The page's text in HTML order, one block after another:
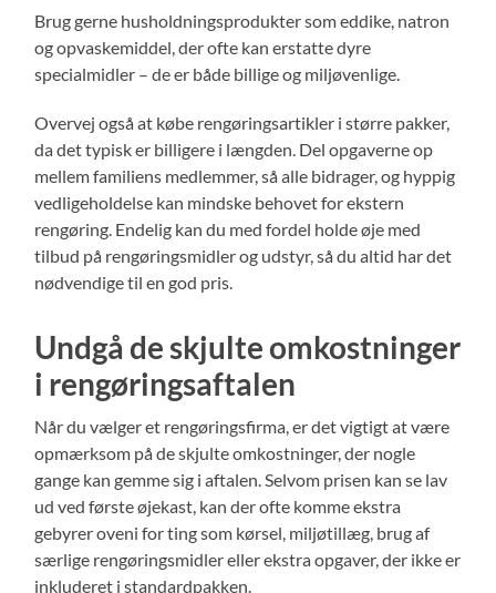
Brug gerne husholdningsprodukter som eddike, natron
og opvaskemiddel, der ofte kan erstatte dyre
specialmidler – de er både billige og miljøvenlige.
Overvej også at købe rengøringsartikler i større pakker,
da det typisk er billigere i længden. Del opgaverne op
mellem familiens medlemmer, så alle bidrager, og hyppig
vedligeholdelse kan mindske behovet for ekstern
rengøring. Endelig kan du med fordel holde øje med
tilbud på rengøringsmidler og udstyr, så du altid har det
nødvendige til en god pris.
Undgå de skjulte omkostninger
i rengøringsaftalen
Når du vælger et rengøringsfirma, er det vigtigt at være
opmærksom på de skjulte omkostninger, der nogle
gange kan gemme sig i aftalen. Selvom prisen kan se lav
ud ved første øjekast, kan der ofte komme ekstra
gebyrer oveni for ting som kørsel, miljøtillæg, brug af
særlige rengøringsmidler eller ekstra opgaver, der ikke er
inkluderet i standardpakken.